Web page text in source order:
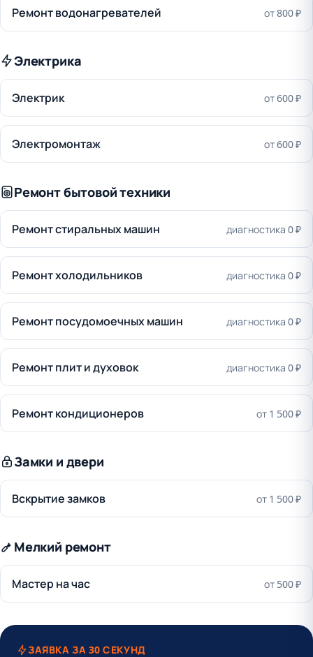
Ремонт водонагревателей от 800 ₽
Электрика
Электрик от 600 ₽
Электромонтаж от 600 ₽
Ремонт бытовой техники
Ремонт стиральных машин диагностика 0 ₽
Ремонт холодильников диагностика 0 ₽
Ремонт посудомоечных машин диагностика 0 ₽
Ремонт плит и духовок диагностика 0 ₽
Ремонт кондиционеров от 1 500 ₽
Замки и двери
Вскрытие замков от 1 500 ₽
Мелкий ремонт
Мастер на час от 500 ₽
ЗАЯВКА ЗА 30 СЕКУНД